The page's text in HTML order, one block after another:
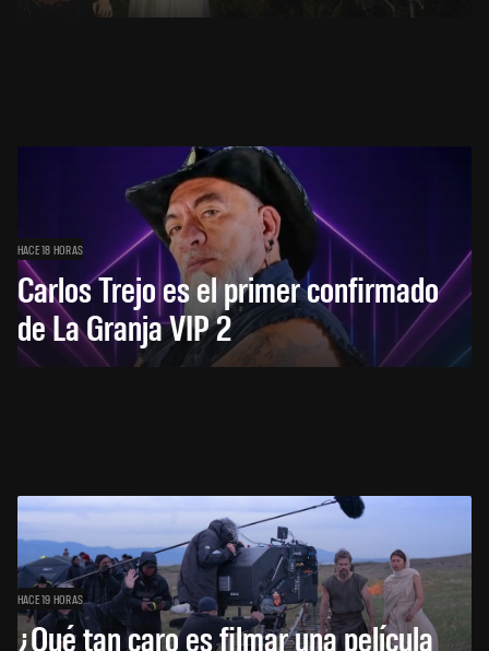
HACE 18 HORAS
Carlos Trejo es el primer confirmado
de La Granja VIP 2
HACE 19 HORAS
¿Qué tan caro es filmar una película